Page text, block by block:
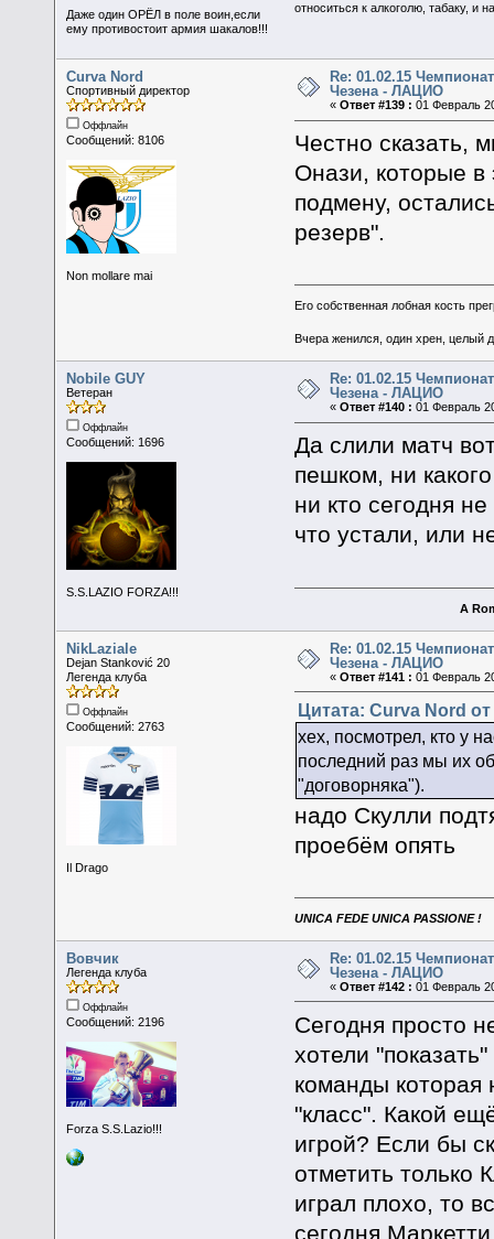
Даже один ОРЁЛ в поле воин,если
ему противостоит армия шакалов!!!
относиться к алкоголю, табаку, и
Curva Nord
Спортивный директор
Оффлайн
Сообщений: 8106
Non mollare mai
Re: 01.02.15
Чезена - ЛАЦИО
«Ответ #139 : 01 Февраль
Честно сказать,
Онази, которые в
подмену,
резерв".
Его собственная лобная кость
Вчера женился, один хрен, целый
Nobile GUY
Ветеран
Оффлайн
Сообщений: 1696
S.S.LAZIO FORZA!!!
Re: 01.02.15
Чезена - ЛАЦИО
«Ответ #140 : 01 Февраль
Да слили матч
пешком, ни
ни кто сегодня
что устали, или
A
NikLaziale
Dejan Stanković 20
Легенда клуба
Оффлайн
Сообщений: 2763
Il Drago
Re: 01.02.15
Чезена - ЛАЦИО
«Ответ #141 : 01 Февраль
Цитата: Curva Nord
хех, посмотрел, кто у
последний раз мы их
"договорняка").
надо Скулли
проебём опять
UNICA FEDE UNICA PASSIONE !
Вовчик
Легенда клуба
Оффлайн
Сообщений: 2196
Forza S.S.Lazio!!!
Re: 01.02.15
Чезена - ЛАЦИО
«Ответ #142 : 01 Февраль
Сегодня просто
хотели
команды которая
"класс". Какой
игрой? Если бы
отметить только
играл плохо, то
сегодня